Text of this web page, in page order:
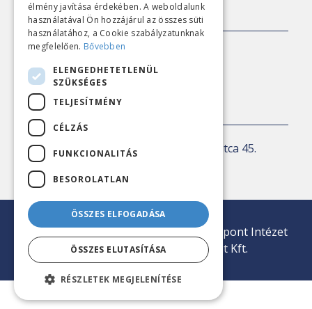
SAJTÓKAPCSOLAT
E-mail: sajto@nezopont.hu
KAPCSOLAT
Levelezési cím:1143 Budapest, Ilka utca 45.
E-mail:iroda@nezopont.hu
© 2026 Minden jog fenntartva | Nézőpont Intézet
Közvélemény-kutató Nonprofit Kft.
élmény javítása érdekében. A weboldalunk
használatával Ön hozzájárul az összes süti
használatához, a Cookie szabályzatunknak
megfelelően. Bővebben
ELENGEDHETETLENÜL
SZÜKSÉGES
TELJESÍTMÉNY
CÉLZÁS
FUNKCIONALITÁS
BESOROLATLAN
ÖSSZES ELFOGADÁSA
ÖSSZES ELUTASÍTÁSA
RÉSZLETEK MEGJELENÍTÉSE